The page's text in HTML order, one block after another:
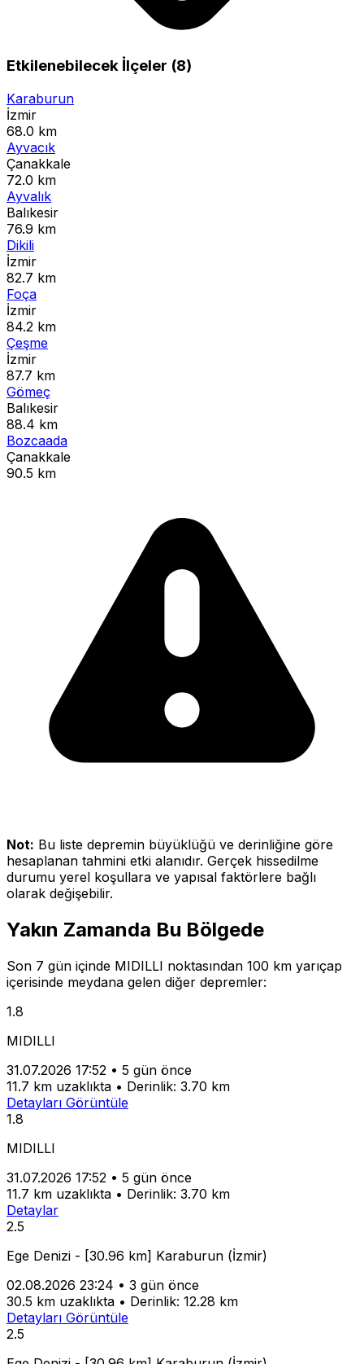
Etkilenebilecek İlçeler (8)
Karaburun
İzmir
68.0 km
Ayvacık
Çanakkale
72.0 km
Ayvalık
Balıkesir
76.9 km
Dikili
İzmir
82.7 km
Foça
İzmir
84.2 km
Çeşme
İzmir
87.7 km
Gömeç
Balıkesir
88.4 km
Bozcaada
Çanakkale
90.5 km
Not: Bu liste depremin büyüklüğü ve derinliğine göre
hesaplanan tahmini etki alanıdır. Gerçek hissedilme
durumu yerel koşullara ve yapısal faktörlere bağlı
olarak değişebilir.
Yakın Zamanda Bu Bölgede
Son 7 gün içinde MIDILLI noktasından 100 km yarıçap
içerisinde meydana gelen diğer depremler:
1.8
MIDILLI
31.07.2026 17:52 • 5 gün önce
11.7 km uzaklıkta • Derinlik: 3.70 km
Detayları Görüntüle
1.8
MIDILLI
31.07.2026 17:52 • 5 gün önce
11.7 km uzaklıkta • Derinlik: 3.70 km
Detaylar
2.5
Ege Denizi - [30.96 km] Karaburun (İzmir)
02.08.2026 23:24 • 3 gün önce
30.5 km uzaklıkta • Derinlik: 12.28 km
Detayları Görüntüle
2.5